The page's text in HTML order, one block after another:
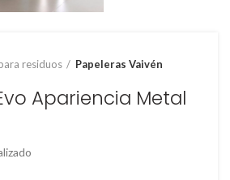
residuos Papeleras Vaivén
Apariencia Metal